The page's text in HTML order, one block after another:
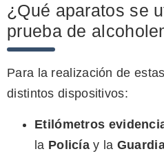
¿Qué aparatos se
prueba de
Para la realización de
distintos dispositivos:
Etilómetros
la Policía y la